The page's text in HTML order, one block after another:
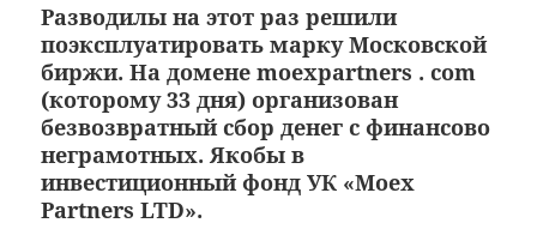
Разводилы на этот раз решили
поэксплуатировать марку Московской
биржи. На домене moexpartners . com
(которому 33 дня) организован
безвозвратный сбор денег с финансово
неграмотных. Якобы в
инвестиционный фонд УК «Moex
Partners LTD».